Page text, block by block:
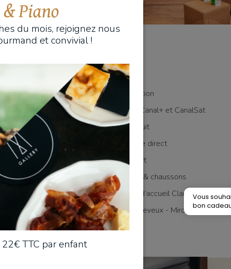
Lit double
Climatisation
TV avec Canal+ et CanalSat
WiFi gratuit
Téléphone direct
Coffre-fort
Peignoirs & chaussons
Produits d’accueil Clarins
Sèche-cheveux - Miroir grossissant
Piano
du mois, rejoignez nous
et convivial !
TTC par enfant